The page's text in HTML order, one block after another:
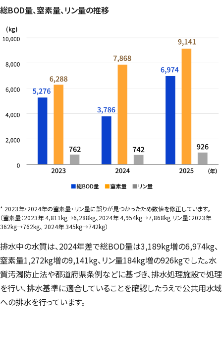
総BOD量、窒素量、リン量の推移
* 2023年・2024年の窒素量・リン量に誤りが見つかったため数値を修正しています。
（窒素量：2023年 4,811kg→6,288kg、2024年 4,954kg→7,868kg リン量：2023年
362kg→762kg、 2024年 345kg→742kg）
排水中の水質は、2024年差で総BOD量は3,189kg増の6,974kg、
窒素量1,272kg増の9,141kg、リン量184kg増の926kgでした。水
質汚濁防止法や都道府県条例などに基づき、排水処理施設で処理
を行い、排水基準に適合していることを確認したうえで公共用水域
への排水を行っています。